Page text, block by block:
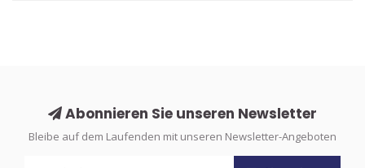
Abonnieren Sie unseren Newsletter
Bleibe auf dem Laufenden mit unseren Newsletter-Angeboten